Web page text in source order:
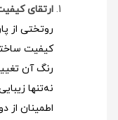
ارتقای
روتختی از
کیفیت
رنگ آن
نه‌تنها
اطمینان از